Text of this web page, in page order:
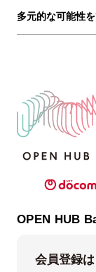
多元的な可能性
OPEN HUB
会員登録